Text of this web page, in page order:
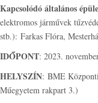
Kapcsolódó általános
elektromos járművek
stb.): Farkas Flóra,
IDŐPONT: 2023.
HELYSZÍN: BME
Műegyetem rakpart 3.)